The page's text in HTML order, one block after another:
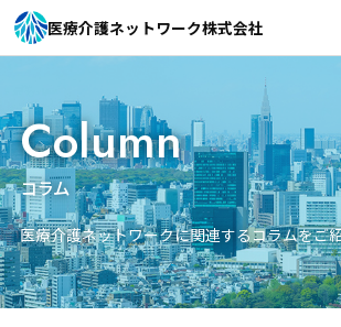
医療介護ネットワーク株式会社
Column
コラム
医療介護ネットワークに関連するコラムをご紹